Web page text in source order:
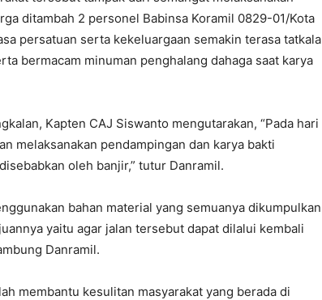
ditambah 2 personel Babinsa Koramil 0829-01/Kota
persatuan serta kekeluargaan semakin terasa tatkala
bermacam minuman penghalang dahaga saat karya
Kapten CAJ Siswanto mengutarakan, “Pada hari
melaksanakan pendampingan dan karya bakti
oleh banjir,” tutur Danramil.
bahan material yang semuanya dikumpulkan
yaitu agar jalan tersebut dapat dilalui kembali
Danramil.
membantu kesulitan masyarakat yang berada di